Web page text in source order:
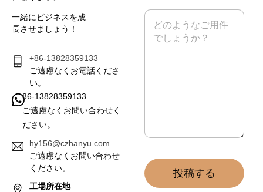
一緒にビジネスを成
長させましょう！
+86-13828359133
ご遠慮なくお電話くださ
い。
86-13828359133
ご遠慮なくお問い合わせく
ださい。
hy156@czhanyu.com
ご遠慮なくお問い合わせ
ください。
工場所在地
ル
メ
投稿する